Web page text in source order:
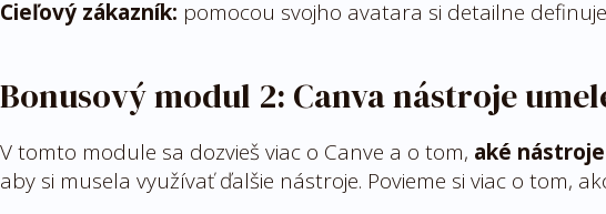
Cieľový zákazník: pomocou svojho avatara si detailne
Bonusový modul 2: Canva nástroje
V tomto module sa dozvieš viac o Canve a o tom, aké
aby si musela využívať ďalšie nástroje. Povieme si viac o tom,